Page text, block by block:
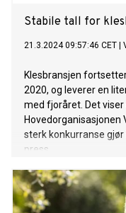
Stabile tall for
21.3.2024 09:57:46 CET
Klesbransjen
2020, og leverer en
med fjoråret. Det
Hovedorganisasjonen
sterk konkurranse
press.